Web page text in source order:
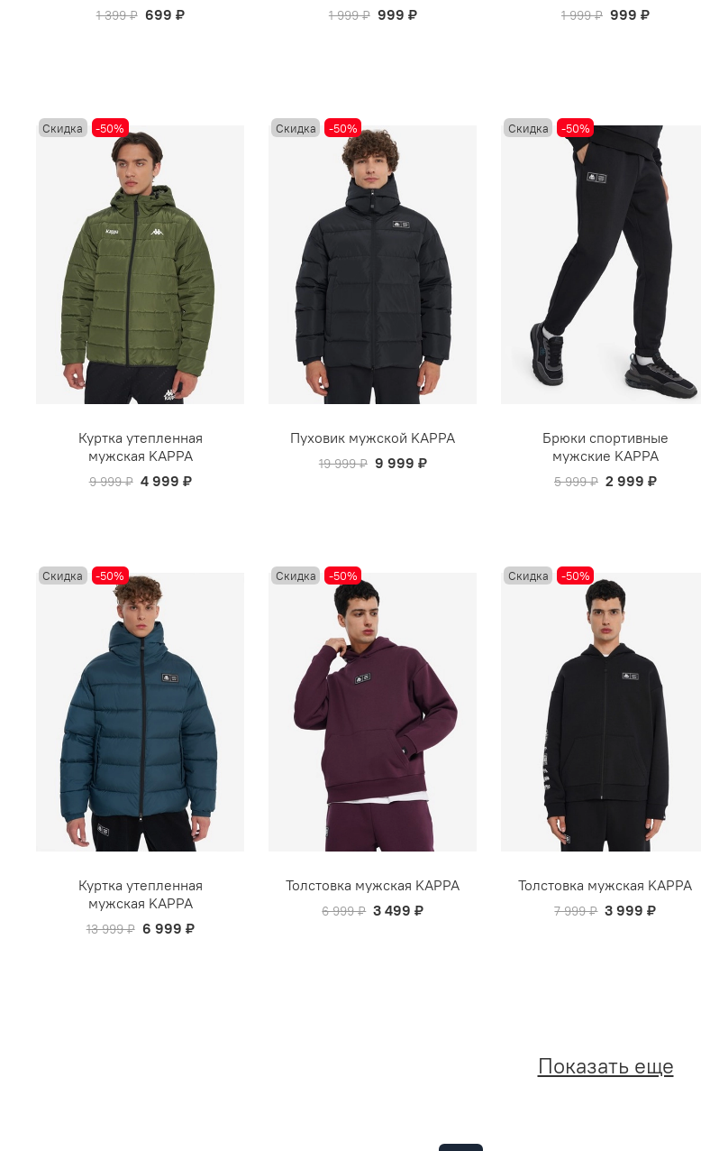
1 399 ₽ 699 ₽ 1 999 ₽ 999 ₽ 1 999 ₽ 999 ₽
Скидка -50%
Куртка утепленная
мужская KAPPA
9 999 ₽ 4 999 ₽
Скидка -50%
Пуховик мужской KAPPA
19 999 ₽ 9 999 ₽
Скидка -50%
Брюки спортивные
мужские KAPPA
5 999 ₽ 2 999 ₽
Скидка -50%
Куртка утепленная
мужская KAPPA
13 999 ₽ 6 999 ₽
Скидка -50%
Толстовка мужская KAPPA
6 999 ₽ 3 499 ₽
Скидка -50%
Толстовка мужская KAPPA
7 999 ₽ 3 999 ₽
Показать еще